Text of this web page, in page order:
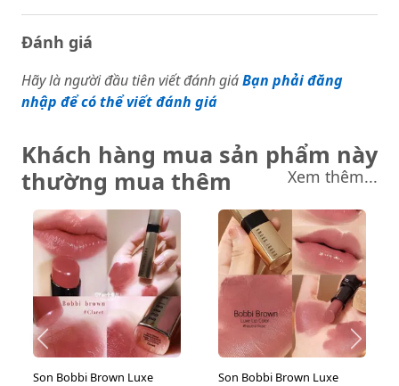
Đánh giá
Hãy là người đầu tiên viết đánh giáBạn phải đăng
nhập để có thể viết đánh giá
Khách hàng mua sản phẩm này
thường mua thêm
Xem thêm...
Son Bobbi Brown Luxe
Son Bobbi Brown Luxe